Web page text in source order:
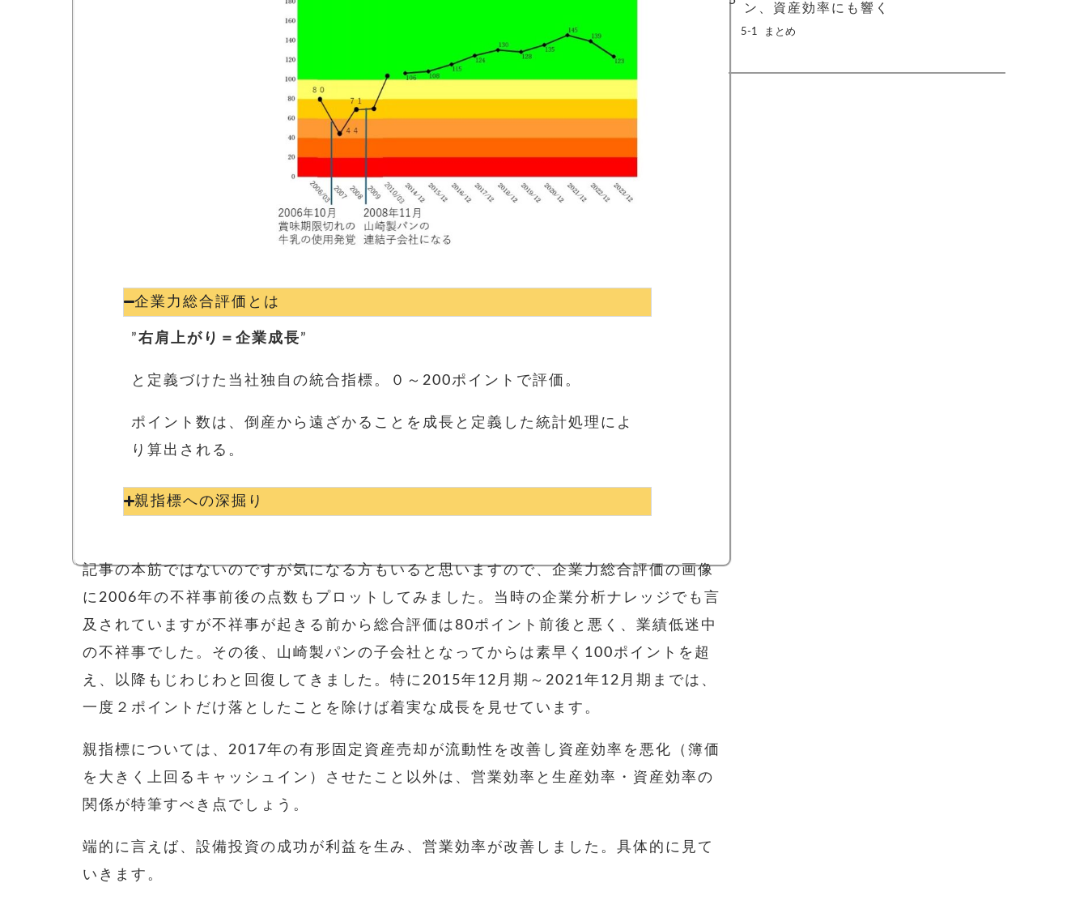
企業力総合評価とは
”右肩上がり＝企業成長”
と定義づけた当社独自の統合指標。 ０～200ポイントで評価。
ポイント数は、 倒産から遠ざかることを成長と定義した統計処理によ
り算出される。
親指標への深掘り
記事の本筋ではないのですが気になる方もいると思いますので、企業力総合評価の画像
に2006年の不祥事前後の点数もプロットしてみました。当時の企業分析ナレッジでも言
及されていますが不祥事が起きる前から総合評価は80ポイント前後と悪く、業績低迷中
の不祥事でした。その後、山崎製パンの子会社となってからは素早く100ポイントを超
え、以降もじわじわと回復してきました。特に2015年12月期～2021年12月期までは、
一度２ポイントだけ落としたことを除けば着実な成長を見せています。
親指標については、2017年の有形固定資産売却が流動性を改善し資産効率を悪化（簿価
を大きく上回るキャッシュイン）させたこと以外は、営業効率と生産効率・資産効率の
関係が特筆すべき点でしょう。
端的に言えば、設備投資の成功が利益を生み、営業効率が改善しました。具体的に見て
いきます。
ン、資産効率にも響く
まとめ